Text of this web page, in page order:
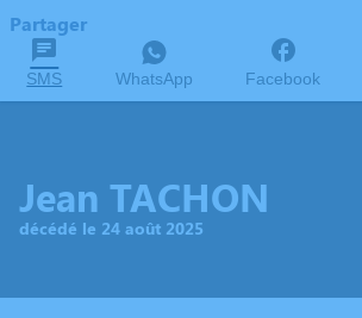
Partager
SMS WhatsApp Facebook
Jean TACHON
décédé le 24 août 2025